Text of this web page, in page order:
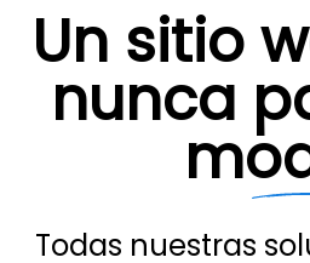
Un sitio
nunca
Todas nuestras